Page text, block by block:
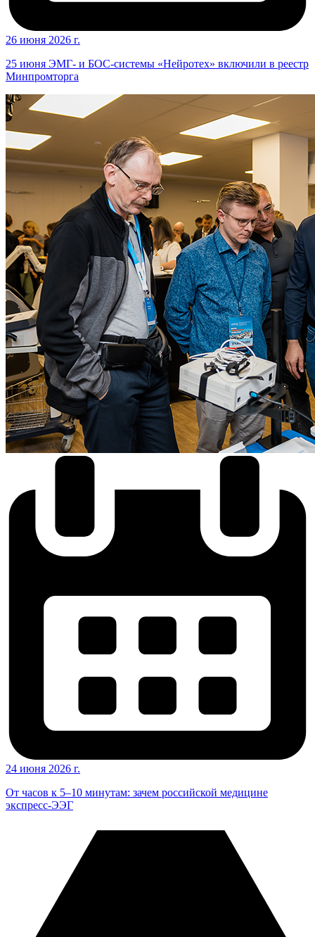
26 июня 2026 г.
25 июня ЭМГ- и БОС-системы «Нейротех» включили в реестр
Минпромторга
24 июня 2026 г.
От часов к 5–10 минутам: зачем российской медицине
экспресс-ЭЭГ